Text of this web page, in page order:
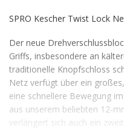
SPRO Kescher Twist Lock
Der neue
Griffs, insbesondere an
traditionelle Knopfschloss
Netz verfügt über ein
eine schnellere Bewegung
aus unserem beliebten 12-
verlängert sich auch ein